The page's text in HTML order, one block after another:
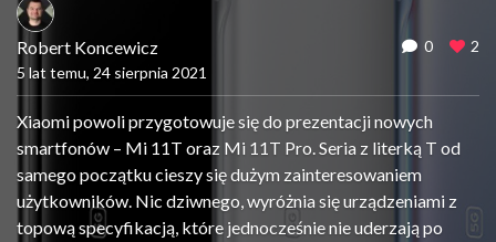
Robert Koncewicz
5 lat temu, 24 sierpnia 2021
0 2
Xiaomi powoli przygotowuje się do prezentacji nowych
smartfonów – Mi 11T oraz Mi 11T Pro. Seria z literką T od
samego początku cieszy się dużym zainteresowaniem
użytkowników. Nic dziwnego, wyróżnia się urządzeniami z
topową specyfikacją, które jednocześnie nie uderzają po